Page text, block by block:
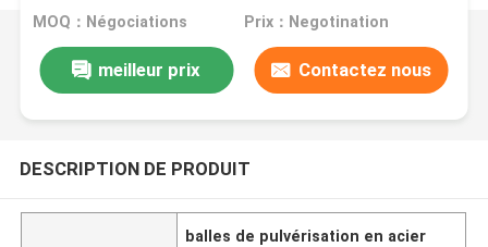
réservoir, de la balle de nettoyage des fils
MOQ：Négociations Prix：Negotination
meilleur prix Contactez nous
DESCRIPTION DE PRODUIT
balles de pulvérisation en acier